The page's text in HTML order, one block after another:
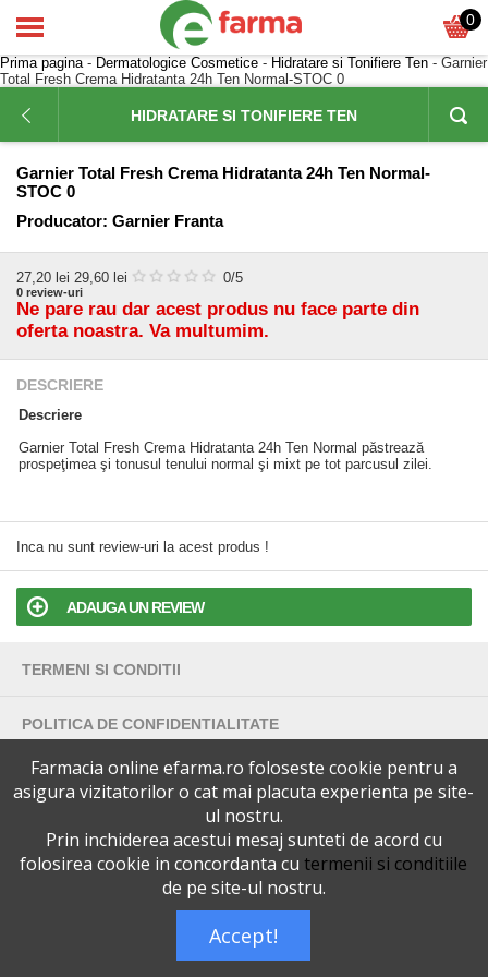
0
Prima pagina- Dermatologice Cosmetice - Hidratare si Tonifiere Ten - Garnier
Total Fresh Crema Hidratanta 24h Ten Normal-STOC 0
HIDRATARE SI TONIFIERE TEN
Garnier Total Fresh Crema Hidratanta 24h Ten Normal-
STOC 0
Producator: Garnier Franta
27,20 lei 29,60 lei 0/5
0 review-uri
Ne pare rau dar acest produs nu face parte din
oferta noastra. Va multumim.
DESCRIERE
Descriere
Garnier Total Fresh Crema Hidratanta 24h Ten Normal păstrează
prospeţimea şi tonusul tenului normal şi mixt pe tot parcusul zilei.
Inca nu sunt review-uri la acest produs !
ADAUGA UN REVIEW
TERMENI SI CONDITII
POLITICA DE CONFIDENTIALITATE
VERSIUNEA DESKTOP
Telefoane eFarma:
0727515368
Dreptul de autor © efarma.ro - Toate Drepturile Rezervate.
Farmacia online efarma.ro foloseste cookie pentru a
asigura vizitatorilor o cat mai placuta experienta pe site-
ul nostru.
Prin inchiderea acestui mesaj sunteti de acord cu
folosirea cookie in concordanta cu termenii si conditiile
de pe site-ul nostru.
Accept!